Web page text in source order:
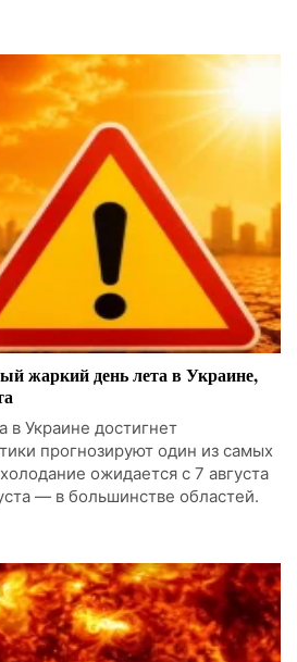
жаркий день лета в Украине,
в Украине достигнет
прогнозируют один из самых
ожидается с 7 августа
— в большинстве областей.